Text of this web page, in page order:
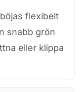
flexibelt
snabb grön
eller klippa